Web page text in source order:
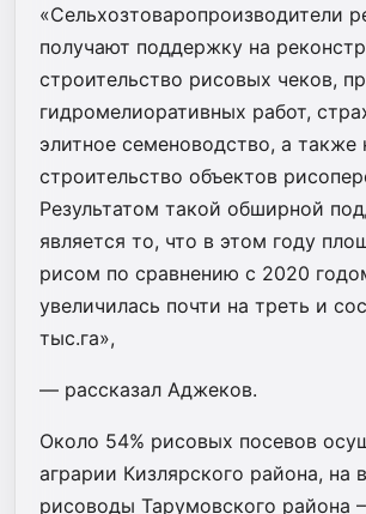
«Сельхозтоваропроизводители
получают поддержку на
строительство рисовых чеков,
гидромелиоративных работ,
элитное семеноводство, а также
строительство объектов
Результатом такой обширной
является то, что в этом году
рисом по сравнению с 2020
увеличилась почти на треть и
тыс.га»,
— рассказал Аджеков.
Около 54% рисовых посевов
аграрии Кизлярского района, на
рисоводы Тарумовского района